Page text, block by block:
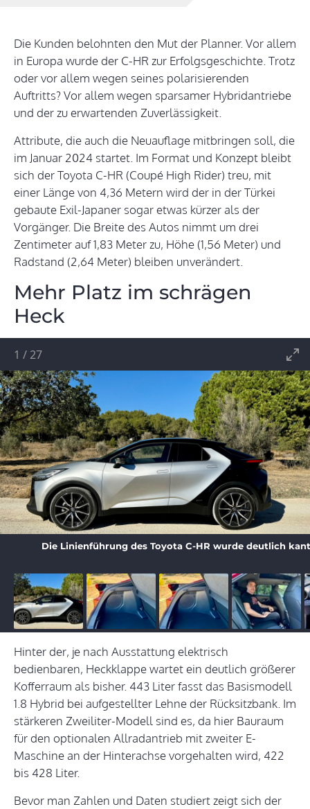
Die Kunden belohnten den Mut der Planner. Vor allem
in Europa wurde der C-HR zur Erfolgsgeschichte. Trotz
oder vor allem wegen seines polarisierenden
Auftritts? Vor allem wegen sparsamer Hybridantriebe
und der zu erwartenden Zuverlässigkeit.
Attribute, die auch die Neuauflage mitbringen soll, die
im Januar 2024 startet. Im Format und Konzept bleibt
sich der Toyota C-HR (Coupé High Rider) treu, mit
einer Länge von 4,36 Metern wird der in der Türkei
gebaute Exil-Japaner sogar etwas kürzer als der
Vorgänger. Die Breite des Autos nimmt um drei
Zentimeter auf 1,83 Meter zu, Höhe (1,56 Meter) und
Radstand (2,64 Meter) bleiben unverändert.
Mehr Platz im schrägen
Heck
Die Linienführung des Toyota C-HR wurde deutlich
1 /27
Hinter der, je nach Ausstattung elektrisch
bedienbaren, Heckklappe wartet ein deutlich größerer
Kofferraum als bisher. 443 Liter fasst das Basismodell
1.8 Hybrid bei aufgestellter Lehne der Rücksitzbank. Im
stärkeren Zweiliter-Modell sind es, da hier Bauraum
für den optionalen Allradantrieb mit zweiter E-
Maschine an der Hinterachse vorgehalten wird, 422
bis 428 Liter.
Bevor man Zahlen und Daten studiert zeigt sich der